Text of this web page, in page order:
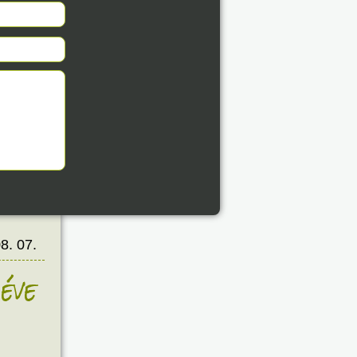
07.
éve